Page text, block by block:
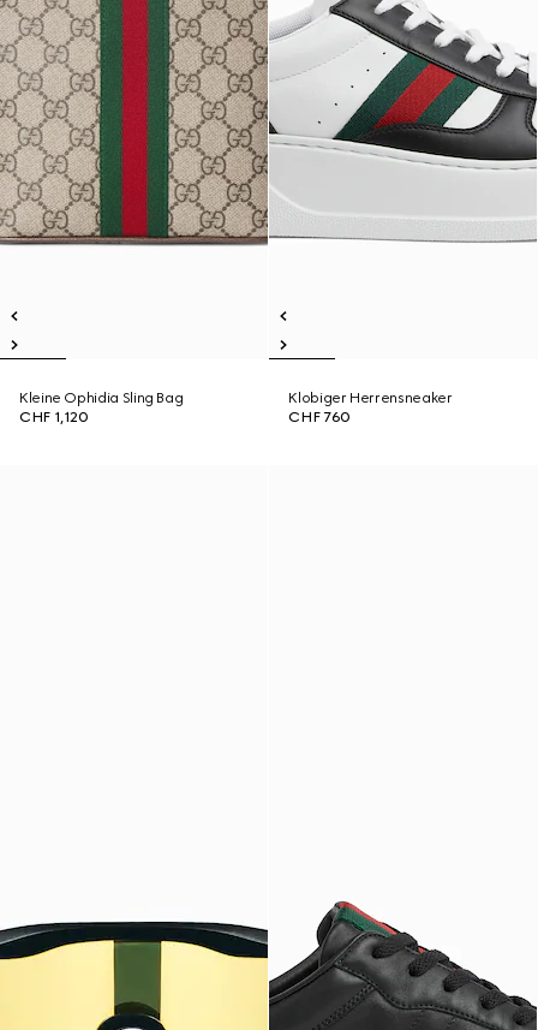
Kleine Ophidia Sling Bag
CHF 1,120
Klobiger Herrensneaker
CHF 760